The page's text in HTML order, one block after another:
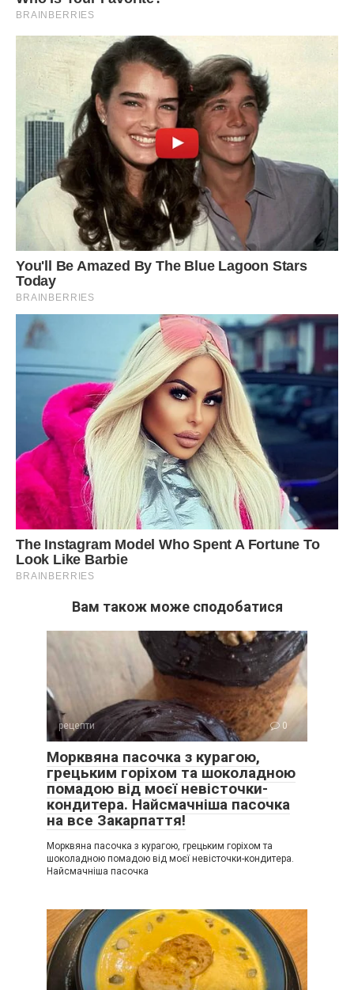
Вам також може сподобатися
рецепти 0
Морквяна пасочка з курагою,
грецьким горіхом та шоколадною
помадою від моєї невісточки-
кондитера. Найсмачніша пасочка
на все Закарпаття!
Морквяна пасочка з курагою, грецьким горіхом та
шоколадною помадою від моєї невісточки-кондитера.
Найсмачніша пасочка